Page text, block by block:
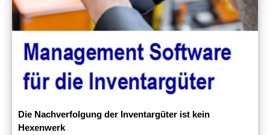
Die Nachverfolgung der Inventargüter ist kein
Hexenwerk